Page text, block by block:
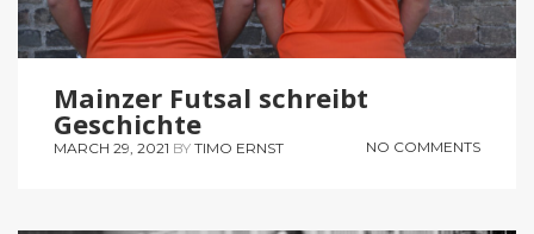
Mainzer Futsal schreibt
Geschichte
MARCH 29, 2021 BY TIMO ERNST NO COMMENTS